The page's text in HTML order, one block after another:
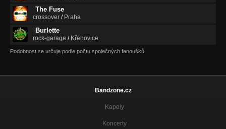
The Fuse
crossover / Praha
Burlette
rock-garage / Křenovice
Podobnost se určuje podle počtu společných fanoušků.
Bandzone.cz
Kapely
Koncerty